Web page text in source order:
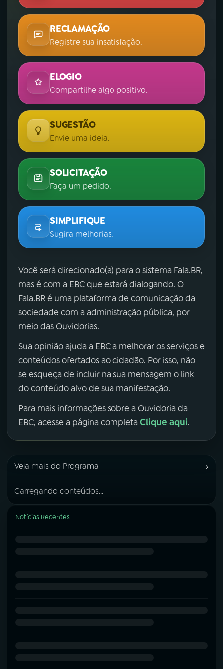
RECLAMAÇÃO
Registre sua insatisfação.
ELOGIO
Compartilhe algo positivo.
SUGESTÃO
Envie uma ideia.
SOLICITAÇÃO
Faça um pedido.
SIMPLIFIQUE
Sugira melhorias.
Você será direcionado(a) para o sistema Fala.BR,
mas é com a EBC que estará dialogando. O
Fala.BR é uma plataforma de comunicação da
sociedade com a administração pública, por
meio das Ouvidorias.
Sua opinião ajuda a EBC a melhorar os serviços e
conteúdos ofertados ao cidadão. Por isso, não
se esqueça de incluir na sua mensagem o link
do conteúdo alvo de sua manifestação.
Para mais informações sobre a Ouvidoria da
EBC, acesse a página completa Clique aqui.
Veja mais do Programa ›
Carregando conteúdos...
Notícias Recentes